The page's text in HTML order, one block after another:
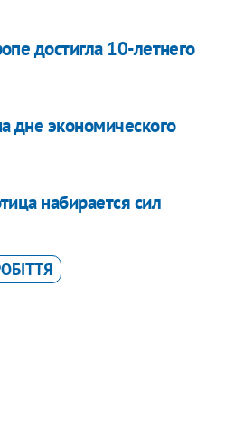
достигла 10-летнего
дне экономического
набирается сил